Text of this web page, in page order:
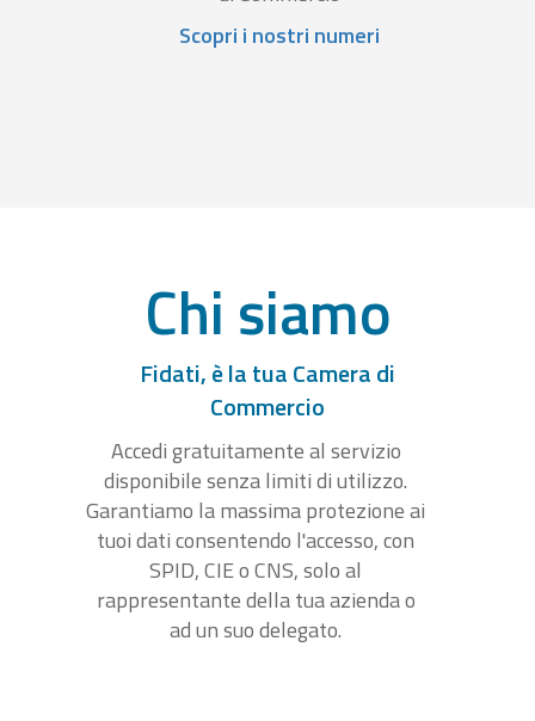
Scopri i nostri numeri
Chi siamo
Fidati, è la tua Camera di
Commercio
Accedi gratuitamente al servizio
disponibile senza limiti di utilizzo.
Garantiamo la massima protezione ai
tuoi dati consentendo l'accesso, con
SPID, CIE o CNS, solo al
rappresentante della tua azienda o
ad un suo delegato.